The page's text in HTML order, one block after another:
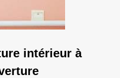
intérieur à